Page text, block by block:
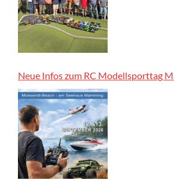
Neue Infos zum RC Modellsporttag